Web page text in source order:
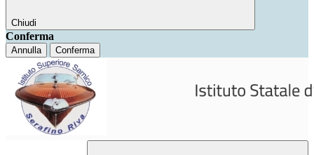
Chiudi
Conferma
Annulla Conferma